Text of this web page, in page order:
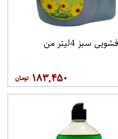
سبز 4لیتر من
۱۸۳,۴۵۰